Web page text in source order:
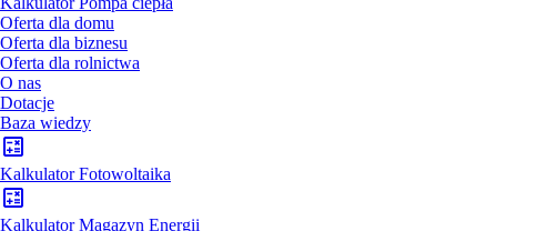
Oferta dla domu
Oferta dla biznesu
Oferta dla rolnictwa
O nas
Dotacje
Baza wiedzy
Kalkulator Fotowoltaika
Kalkulator Magazyn Energii